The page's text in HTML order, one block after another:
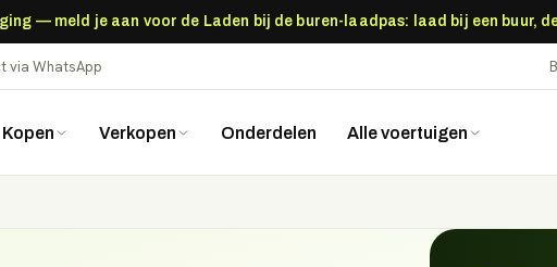
— meld je aan voor de Laden bij de buren-laadpas: laad bij een buur,
via WhatsApp
Kopen Verkopen Onderdelen Alle voertuigen